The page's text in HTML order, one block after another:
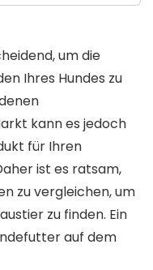
um die
Ihres Hundes zu
kann es jedoch
für Ihren
ist es ratsam,
zu vergleichen, um
zu finden. Ein
auf dem